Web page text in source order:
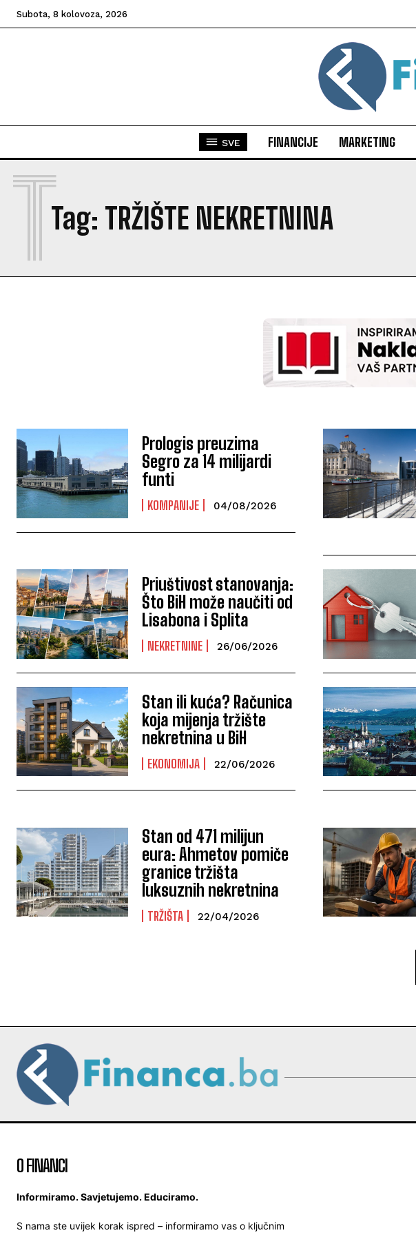
Subota, 8 kolovoza, 2026
SVE FINANCIJE MARKETING
Tag: TRŽIŠTE NEKRETNINA
T
Prologis preuzima
Segro za 14 milijardi
funti
KOMPANIJE 04/08/2026
Priuštivost stanovanja:
Što BiH može naučiti od
Lisabona i Splita
NEKRETNINE 26/06/2026
Stan ili kuća? Računica
koja mijenja tržište
nekretnina u BiH
EKONOMIJA 22/06/2026
Stan od 471 milijun
eura: Ahmetov pomiče
granice tržišta
luksuznih nekretnina
TRŽIŠTA 22/04/2026
O FINANCI
Informiramo. Savjetujemo. Educiramo.
S nama ste uvijek korak ispred – informiramo vas o ključnim